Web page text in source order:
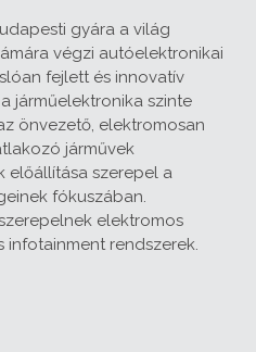
gyára a világ
végzi autóelektronikai
fejlett és innovatív
járműelektronika szinte
önvezető, elektromosan
járművek
előállítása szerepel a
fókuszában.
elektromos
infotainment rendszerek.